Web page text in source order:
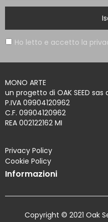
Ho letto e accetto la
MONO ARTE
un progetto di OAK SEED sas
P.IVA 09904120962
C.F. 09904120962
REA 002122162 MI
Privacy Policy
Cookie Policy
Informazioni
Copyright © 2021 Oak